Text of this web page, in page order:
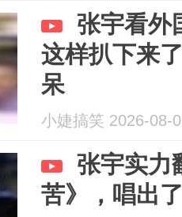
张宇看外
这样扒下来
呆
小婕搞笑 2026-08-
张宇实力
苦》，唱出